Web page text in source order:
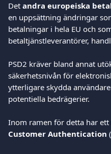
Det andra europeiska
en uppsättning ändringar
betalningar i hela EU och
betaltjänstleverantörer,
PSD2 kräver bland annat
säkerhetsnivån för
ytterligare skydda
potentiella bedrägerier.
Inom ramen för detta har
Customer Authentication